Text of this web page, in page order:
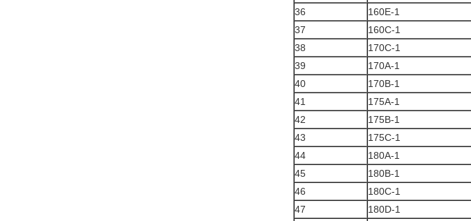
36
160E-1
37
160C-1
38
170C-1
39
170A-1
40
170B-1
41
175A-1
42
175B-1
43
175C-1
44
180A-1
45
180B-1
46
180C-1
47
180D-1